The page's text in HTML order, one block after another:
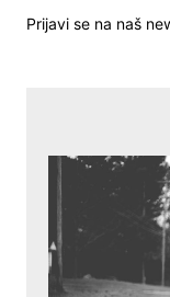
Prijavi se na naš